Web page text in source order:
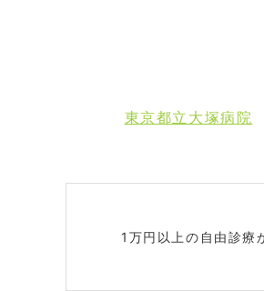
東京都立大塚病院
1万円以上の自由診療